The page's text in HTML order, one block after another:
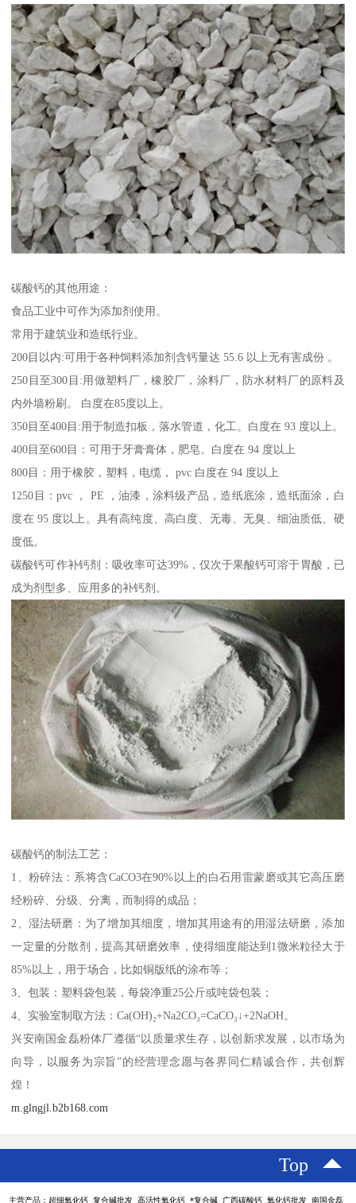
碳酸钙的其他用途：
食品工业中可作为添加剂使用。
常用于建筑业和造纸行业。
200目以内:可用于各种饲料添加剂含钙量达 55.6 以上无有害成份 。
250目至300目:用做塑料厂，橡胶厂，涂料厂，防水材料厂的原料及
内外墙粉刷。 白度在85度以上。
350目至400目:用于制造扣板，落水管道，化工。白度在 93 度以上。
400目至600目：可用于牙膏膏体，肥皂。白度在 94 度以上
800目：用于橡胶，塑料，电缆， pvc 白度在 94 度以上
1250目：pvc ， PE ，油漆，涂料级产品，造纸底涂，造纸面涂，白
度在 95 度以上。具有高纯度、高白度、无毒、无臭、细油质低、硬
度低。
碳酸钙可作补钙剂：吸收率可达39%，仅次于果酸钙可溶于胃酸，已
成为剂型多、应用多的补钙剂。
碳酸钙的制法工艺：
1、粉碎法：系将含CaCO3在90%以上的白石用雷蒙磨或其它高压磨
经粉碎、分级、分离，而制得的成品；
2、湿法研磨：为了增加其细度，增加其用途有的用湿法研磨，添加
一定量的分散剂，提高其研磨效率，使得细度能达到1微米粒径大于
85%以上，用于场合，比如铜版纸的涂布等；
3、包装：塑料袋包装，每袋净重25公斤或吨袋包装；
4、实验室制取方法：Ca(OH)₂+Na2CO₃=CaCO₃↓+2NaOH。
兴安南国金磊粉体厂遵循“以质量求生存，以创新求发展，以市场为
向导，以服务为宗旨”的经营理念愿与各界同仁精诚合作，共创辉
煌！
m.glngjl.b2b168.com
Top
主营产品：超细氧化钙 复合碱批发 高活性氧化钙 *复合碱 广西碳酸钙 氧化钙批发 南国金磊